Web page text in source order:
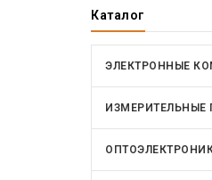
Каталог
ЭЛЕКТРОННЫЕ
ИЗМЕРИТЕЛЬНЫЕ